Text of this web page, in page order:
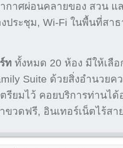
กาศผ่อนคลายของ สวน แ
งประชุม, Wi-Fi ในพื้นที่สา
ท ทั้งหมด 20 ห้อง มีให้เลื
Suite ด้วยสิ่งอำนวย
รียมไว้ คอยบริการท่านได้
ขวดฟรี, อินเทอร์เน็ตไร้สา